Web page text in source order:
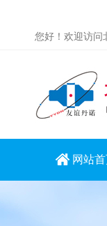
您好！欢迎访问
网站